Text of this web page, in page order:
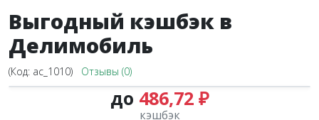
Выгодный кэшбэк в
Делимобиль
(Код: ac_1010) Отзывы (0)
до 486,72 ₽
кэшбэк